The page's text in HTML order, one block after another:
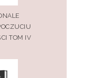
TOM IV